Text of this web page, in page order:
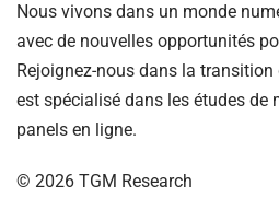
Nous vivons dans un monde
avec de nouvelles opportunités
Rejoignez-nous dans la
est spécialisé dans les études de
panels en ligne.
© 2026 TGM Research